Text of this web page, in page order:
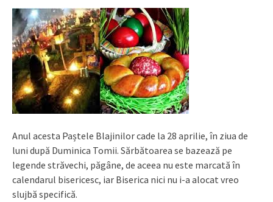
Anul acesta Paștele Blajinilor cade la 28 aprilie, în ziua de
luni după Duminica Tomii. Sărbătoarea se bazează pe
legende străvechi, păgâne, de aceea nu este marcată în
calendarul bisericesc, iar Biserica nici nu i-a alocat vreo
slujbă specifică.